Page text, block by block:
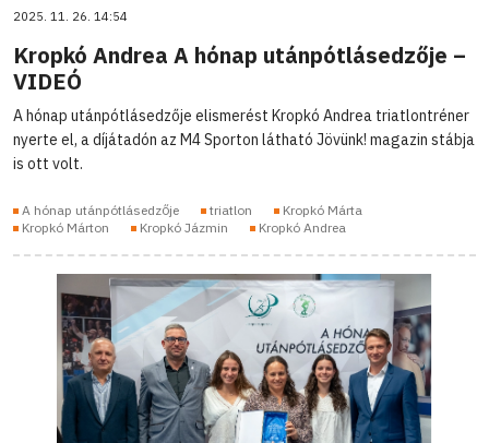
2025. 11. 26. 14:54
Kropkó Andrea A hónap utánpótlásedzője –
VIDEÓ
A hónap utánpótlásedzője elismerést Kropkó Andrea triatlontréner
nyerte el, a díjátadón az M4 Sporton látható Jövünk! magazin stábja
is ott volt.
A hónap utánpótlásedzője triatlon
Kropkó Márta
Kropkó Márton
Kropkó Jázmin Kropkó Andrea